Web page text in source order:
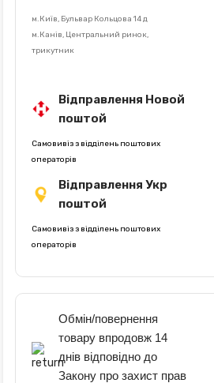
м.Київ, Бульвар Кольцова 14 д
м.Канів, Центральний ринок,
трикутник
Відправлення Новой
поштой
Самовивіз з відділень поштових
операторів
Відправлення Укр
поштой
Самовивіз з відділень поштових
операторів
Обмін/повернення
товару впродовж 14
днів відповідно до
Закону про захист прав